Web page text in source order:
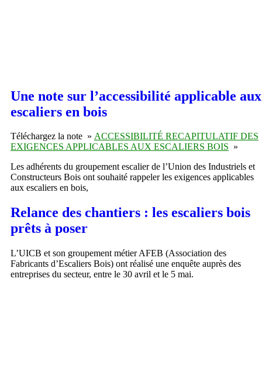
Une note sur l’accessibilité applicable aux
escaliers en bois
Téléchargez la note » ACCESSIBILITÉ RECAPITULATIF DES
EXIGENCES APPLICABLES AUX ESCALIERS BOIS »
Les adhérents du groupement escalier de l’Union des Industriels et
Constructeurs Bois ont souhaité rappeler les exigences applicables
aux escaliers en bois,
Relance des chantiers : les escaliers bois
prêts à poser
L’UICB et son groupement métier AFEB (Association des
Fabricants d’Escaliers Bois) ont réalisé une enquête auprès des
entreprises du secteur, entre le 30 avril et le 5 mai.